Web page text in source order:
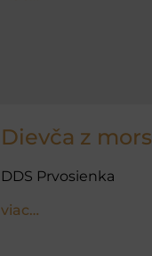
Dievča z
DDS Prvosienka
viac…